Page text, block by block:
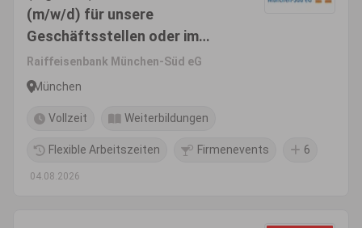
(m/w/d) für unsere
Geschäftsstellen oder im
Digital-Center
Raiffeisenbank München-Süd eG
München
Vollzeit Weiterbildungen
Flexible Arbeitszeiten Firmenevents 6
04.08.2026